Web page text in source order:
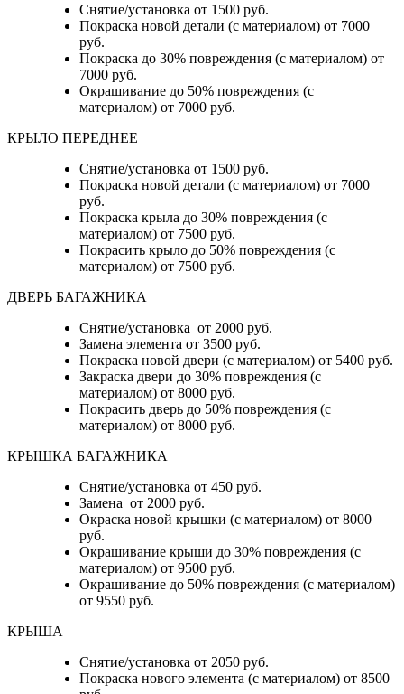
Снятие/установка от 1500 руб.
Покраска новой детали (с материалом) от 7000
руб.
Покраска до 30% повреждения (с материалом) от
7000 руб.
Окрашивание до 50% повреждения (с
материалом) от 7000 руб.
КРЫЛО ПЕРЕДНЕЕ
Снятие/установка от 1500 руб.
Покраска новой детали (с материалом) от 7000
руб.
Покраска крыла до 30% повреждения (с
материалом) от 7500 руб.
Покрасить крыло до 50% повреждения (с
материалом) от 7500 руб.
ДВЕРЬ БАГАЖНИКА
Снятие/установка от 2000 руб.
Замена элемента от 3500 руб.
Покраска новой двери (с материалом) от 5400 руб.
Закраска двери до 30% повреждения (с
материалом) от 8000 руб.
Покрасить дверь до 50% повреждения (с
материалом) от 8000 руб.
КРЫШКА БАГАЖНИКА
Снятие/установка от 450 руб.
Замена от 2000 руб.
Окраска новой крышки (с материалом) от 8000
руб.
Окрашивание крыши до 30% повреждения (с
материалом) от 9500 руб.
Окрашивание до 50% повреждения (с материалом)
от 9550 руб.
КРЫША
Снятие/установка от 2050 руб.
Покраска нового элемента (с материалом) от 8500